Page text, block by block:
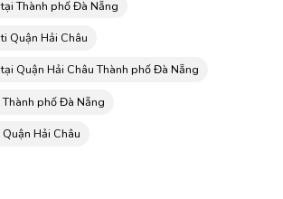
Thành phố Đà Nẵng
Quận Hải Châu
Quận Hải Châu Thành phố Đà Nẵng
phố Đà Nẵng
Hải Châu